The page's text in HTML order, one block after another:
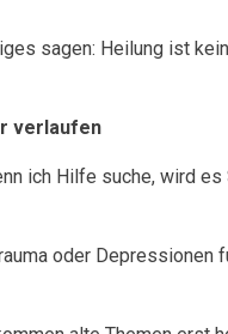
sagen: Heilung ist
verlaufen
ich Hilfe suche, wird
oder Depressionen